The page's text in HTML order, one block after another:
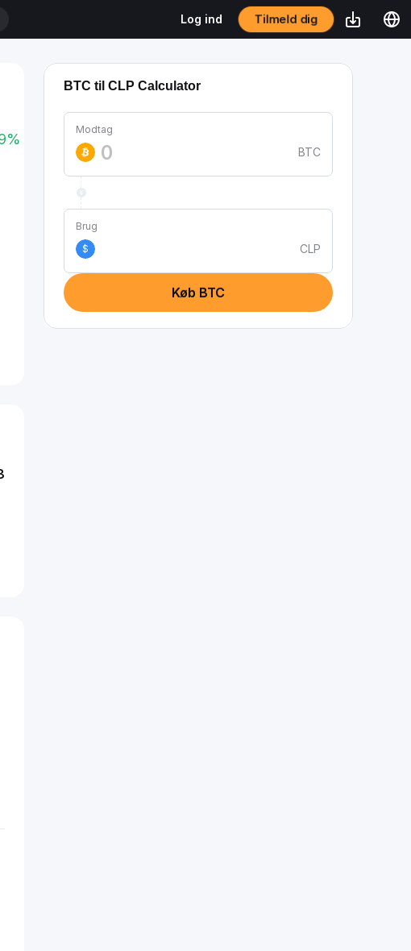
Log ind Tilmeld dig
BTC til CLP Calculator
Modtag
BTC
Brug
$
CLP
Køb BTC